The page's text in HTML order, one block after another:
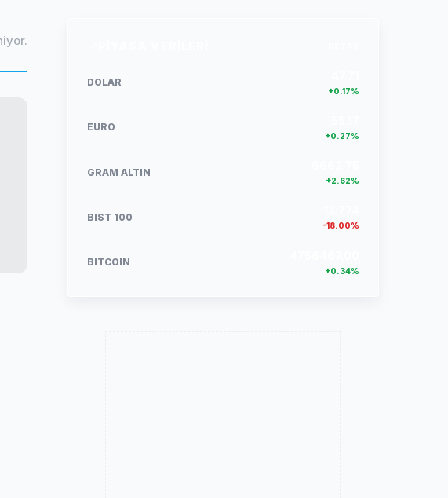
DOLAR
+0.17%
EURO
+0.27%
GRAM ALTIN
+2.62%
BIST 100
-18.00%
BITCOIN
+0.34%